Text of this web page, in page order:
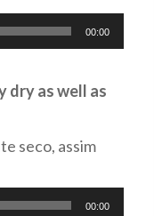
00:00
dry as well as
seco, assim
00:00